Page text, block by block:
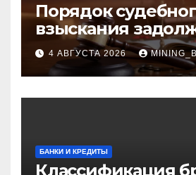
Порядок
взыскания
ключевые стадии
нюансы
4 АВГУСТА 2026
БАНКИ И КРЕДИТЫ
Классификация